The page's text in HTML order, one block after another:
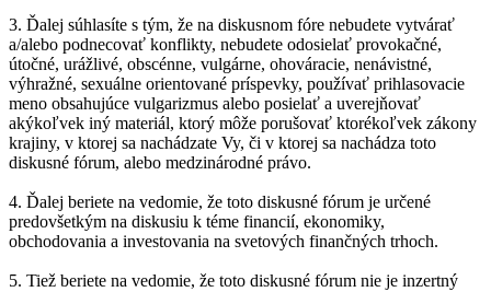
3. Ďalej súhlasíte s tým, že na diskusnom fóre nebudete vytvárať
a/alebo podnecovať konflikty, nebudete odosielať provokačné,
útočné, urážlivé, obscénne, vulgárne, ohováracie, nenávistné,
výhražné, sexuálne orientované príspevky, používať prihlasovacie
meno obsahujúce vulgarizmus alebo posielať a uverejňovať
akýkoľvek iný materiál, ktorý môže porušovať ktorékoľvek zákony
krajiny, v ktorej sa nachádzate Vy, či v ktorej sa nachádza toto
diskusné fórum, alebo medzinárodné právo.
4. Ďalej beriete na vedomie, že toto diskusné fórum je určené
predovšetkým na diskusiu k téme financií, ekonomiky,
obchodovania a investovania na svetových finančných trhoch.
5. Tiež beriete na vedomie, že toto diskusné fórum nie je inzertný